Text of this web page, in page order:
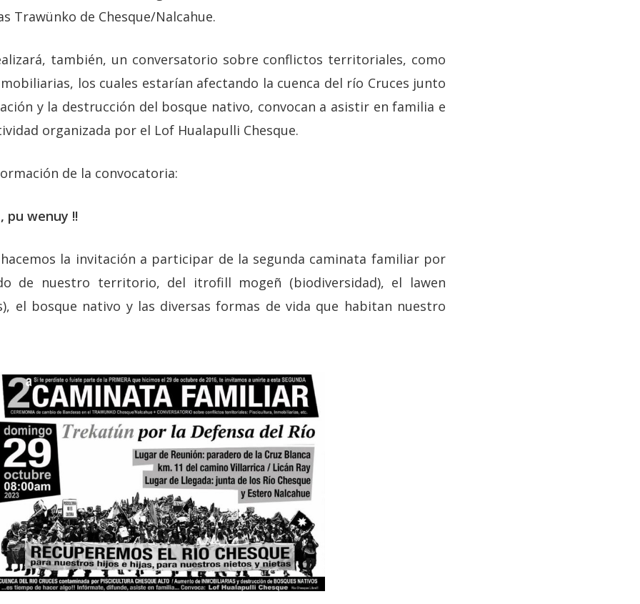
Trawünko de Chesque/Nalcahue.
también, un conversatorio sobre conflictos territoriales, como
los cuales estarían afectando la cuenca del río Cruces junto
y la destrucción del bosque nativo, convocan a asistir en familia e
organizada por el Lof Hualapulli Chesque.
de la convocatoria:
pu wenuy !!
la invitación a participar de la segunda caminata familiar por
de nuestro territorio, del itrofill mogeñ (biodiversidad), el lawen
el bosque nativo y las diversas formas de vida que habitan nuestro